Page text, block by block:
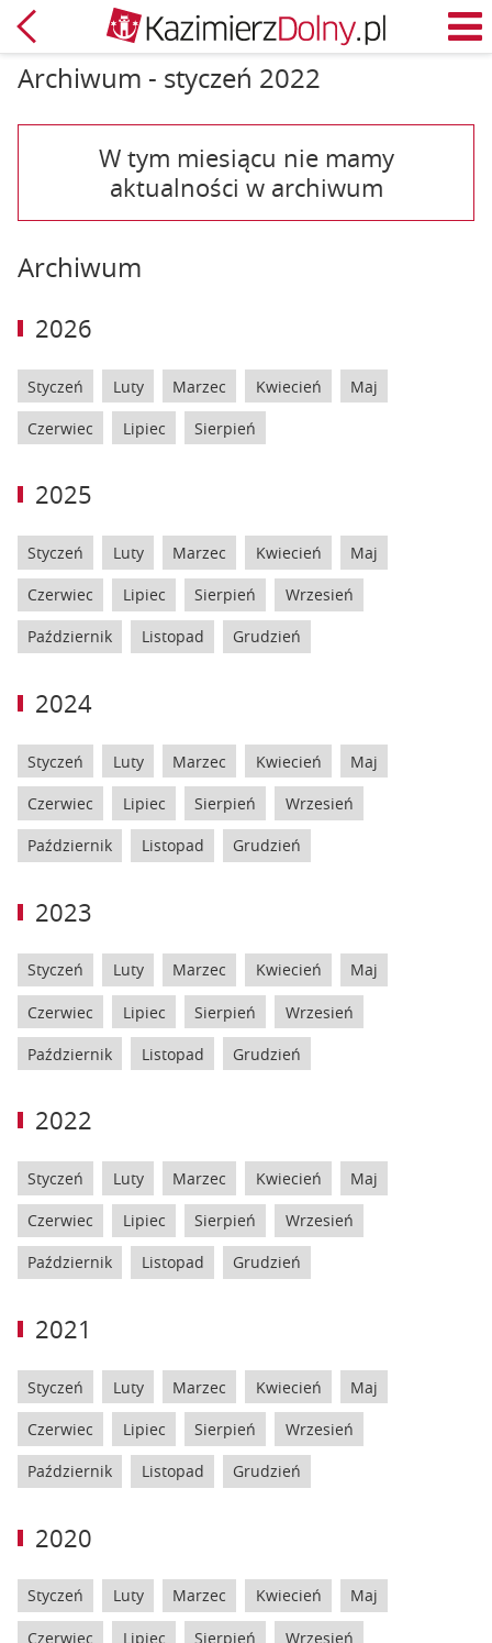
Powrót
Archiwum - styczeń 2022
W tym miesiącu nie mamy
aktualności w archiwum
Archiwum
2026
Styczeń Luty Marzec Kwiecień Maj
Czerwiec Lipiec Sierpień
2025
Styczeń Luty Marzec Kwiecień Maj
Czerwiec Lipiec Sierpień Wrzesień
Październik Listopad Grudzień
2024
Styczeń Luty Marzec Kwiecień Maj
Czerwiec Lipiec Sierpień Wrzesień
Październik Listopad Grudzień
2023
Styczeń Luty Marzec Kwiecień Maj
Czerwiec Lipiec Sierpień Wrzesień
Październik Listopad Grudzień
2022
Styczeń Luty Marzec Kwiecień Maj
Czerwiec Lipiec Sierpień Wrzesień
Październik Listopad Grudzień
2021
Styczeń Luty Marzec Kwiecień Maj
Czerwiec Lipiec Sierpień Wrzesień
Październik Listopad Grudzień
2020
Styczeń Luty Marzec Kwiecień Maj
Czerwiec Lipiec Sierpień Wrzesień